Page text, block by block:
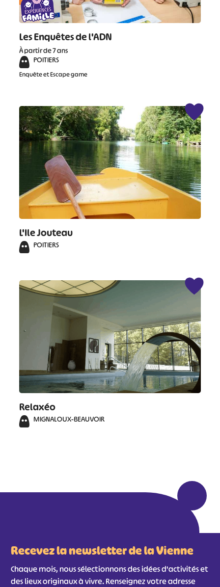
Les Enquêtes de l'ADN
À partir de 7 ans
POITIERS
Enquête et Escape game
L'Ile Jouteau
POITIERS
Relaxéo
MIGNALOUX-BEAUVOIR
Recevez la newsletter de la Vienne
Chaque mois, nous sélectionnons des idées d'activités et
des lieux originaux à vivre. Renseignez votre adresse